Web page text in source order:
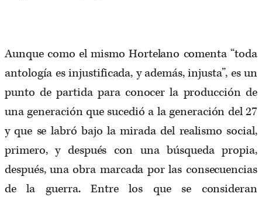
Aunque como el mismo Hortelano comenta “toda
antología es injustificada, y además, injusta”, es un
punto de partida para conocer la producción de
una generación que sucedió a la generación del 27
y que se labró bajo la mirada del realismo social,
primero, y después con una búsqueda propia,
después, una obra marcada por las consecuencias
de la guerra. Entre los que se consideran